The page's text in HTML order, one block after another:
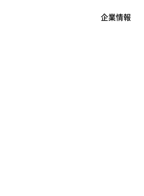
企業情報